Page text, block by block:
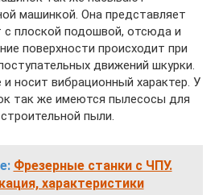
машинкой. Она представляет
с плоской подошвой, отсюда и
поверхности происходит при
движений шкурки.
носит вибрационный характер. У
так же имеются пылесосы для
пыли.
Фрезерные станки с ЧПУ.
характеристики